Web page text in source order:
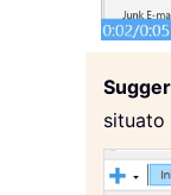
situato